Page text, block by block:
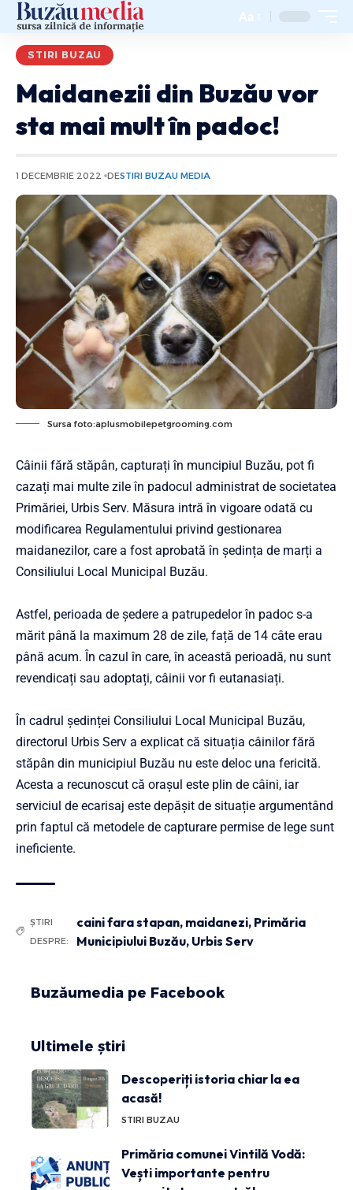
Aa
STIRI BUZAU
Maidanezii din Buzău vor
sta mai mult în padoc!
1 DECEMBRIE 2022 DESTIRI BUZAU MEDIA
Sursa foto:aplusmobilepetgrooming.com
Câinii fără stăpân, capturați în muncipiul Buzău, pot fi
cazați mai multe zile în padocul administrat de societatea
Primăriei, Urbis Serv. Măsura intră în vigoare odată cu
modificarea Regulamentului privind gestionarea
maidanezilor, care a fost aprobată în ședința de marți a
Consiliului Local Municipal Buzău.
Astfel, perioada de ședere a patrupedelor în padoc s-a
mărit până la maximum 28 de zile, față de 14 câte erau
până acum. În cazul în care, în această perioadă, nu sunt
revendicați sau adoptați, câinii vor fi eutanasiați.
În cadrul ședinței Consiliului Local Municipal Buzău,
directorul Urbis Serv a explicat că situația câinilor fără
stăpân din municipiul Buzău nu este deloc una fericită.
Acesta a recunoscut că orașul este plin de câini, iar
serviciul de ecarisaj este depășit de situație argumentând
prin faptul că metodele de capturare permise de lege sunt
ineficiente.
ȘTIRI
DESPRE:
caini fara stapan, maidanezi, Primăria
Municipiului Buzău, Urbis Serv
Buzăumedia pe Facebook
Ultimele știri
Descoperiți istoria chiar la ea
acasă!
STIRI BUZAU
Primăria comunei Vintilă Vodă:
Vești importante pentru